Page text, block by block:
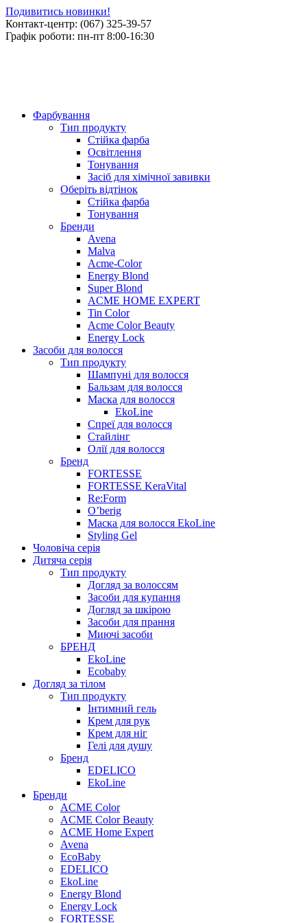
Подивитись новинки!
Контакт-центр: (067) 325-39-57
Графік роботи: пн-пт 8:00-16:30
Фарбування
Тип продукту
Стійка фарба
Освітлення
Тонування
Засіб для хімічної завивки
Оберіть відтінок
Стійка фарба
Тонування
Бренди
Avena
Malva
Acme-Color
Energy Blond
Super Blond
ACME HOME EXPERT
Tin Color
Acme Color Beauty
Energy Lock
Засоби для волосся
Тип продукту
Шампуні для волосся
Бальзам для волосся
Маска для волосся
EkoLine
Спреї для волосся
Стайлінг
Олії для волосся
Бренд
FORTESSE
FORTESSE KeraVital
Re:Form
O’berig
Маска для волосся EkoLine
Styling Gel
Чоловіча серія
Дитяча серія
Тип продукту
Догляд за волоссям
Засоби для купання
Догляд за шкірою
Засоби для прання
Миючі засоби
БРЕНД
EkoLine
Ecobaby
Догляд за тілом
Тип продукту
Інтимний гель
Крем для рук
Крем для ніг
Гелі для душу
Бренд
EDELICO
EkoLine
Бренди
ACME Color
ACME Color Beauty
ACME Home Expert
Avena
EcoBaby
EDELICO
EkoLine
Energy Blond
Energy Lock
FORTESSE